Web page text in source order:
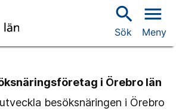
search
Sök
menu
Meny
i Örebro län
besöksnäringen i Örebro